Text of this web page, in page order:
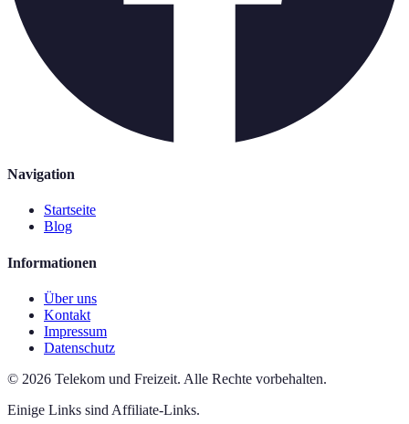
Navigation
Startseite
Blog
Informationen
Über uns
Kontakt
Impressum
Datenschutz
© 2026 Telekom und Freizeit. Alle Rechte vorbehalten.
Einige Links sind Affiliate-Links.